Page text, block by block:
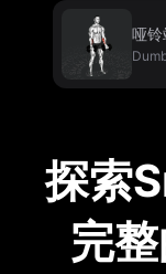
哑铃
探索
完